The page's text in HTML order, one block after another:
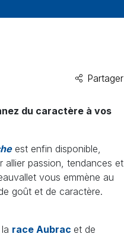
Partager
du caractère à vos
est enfin disponible,
passion, tendances et
vous emmène au
goût et de caractère.
race Aubrac et de